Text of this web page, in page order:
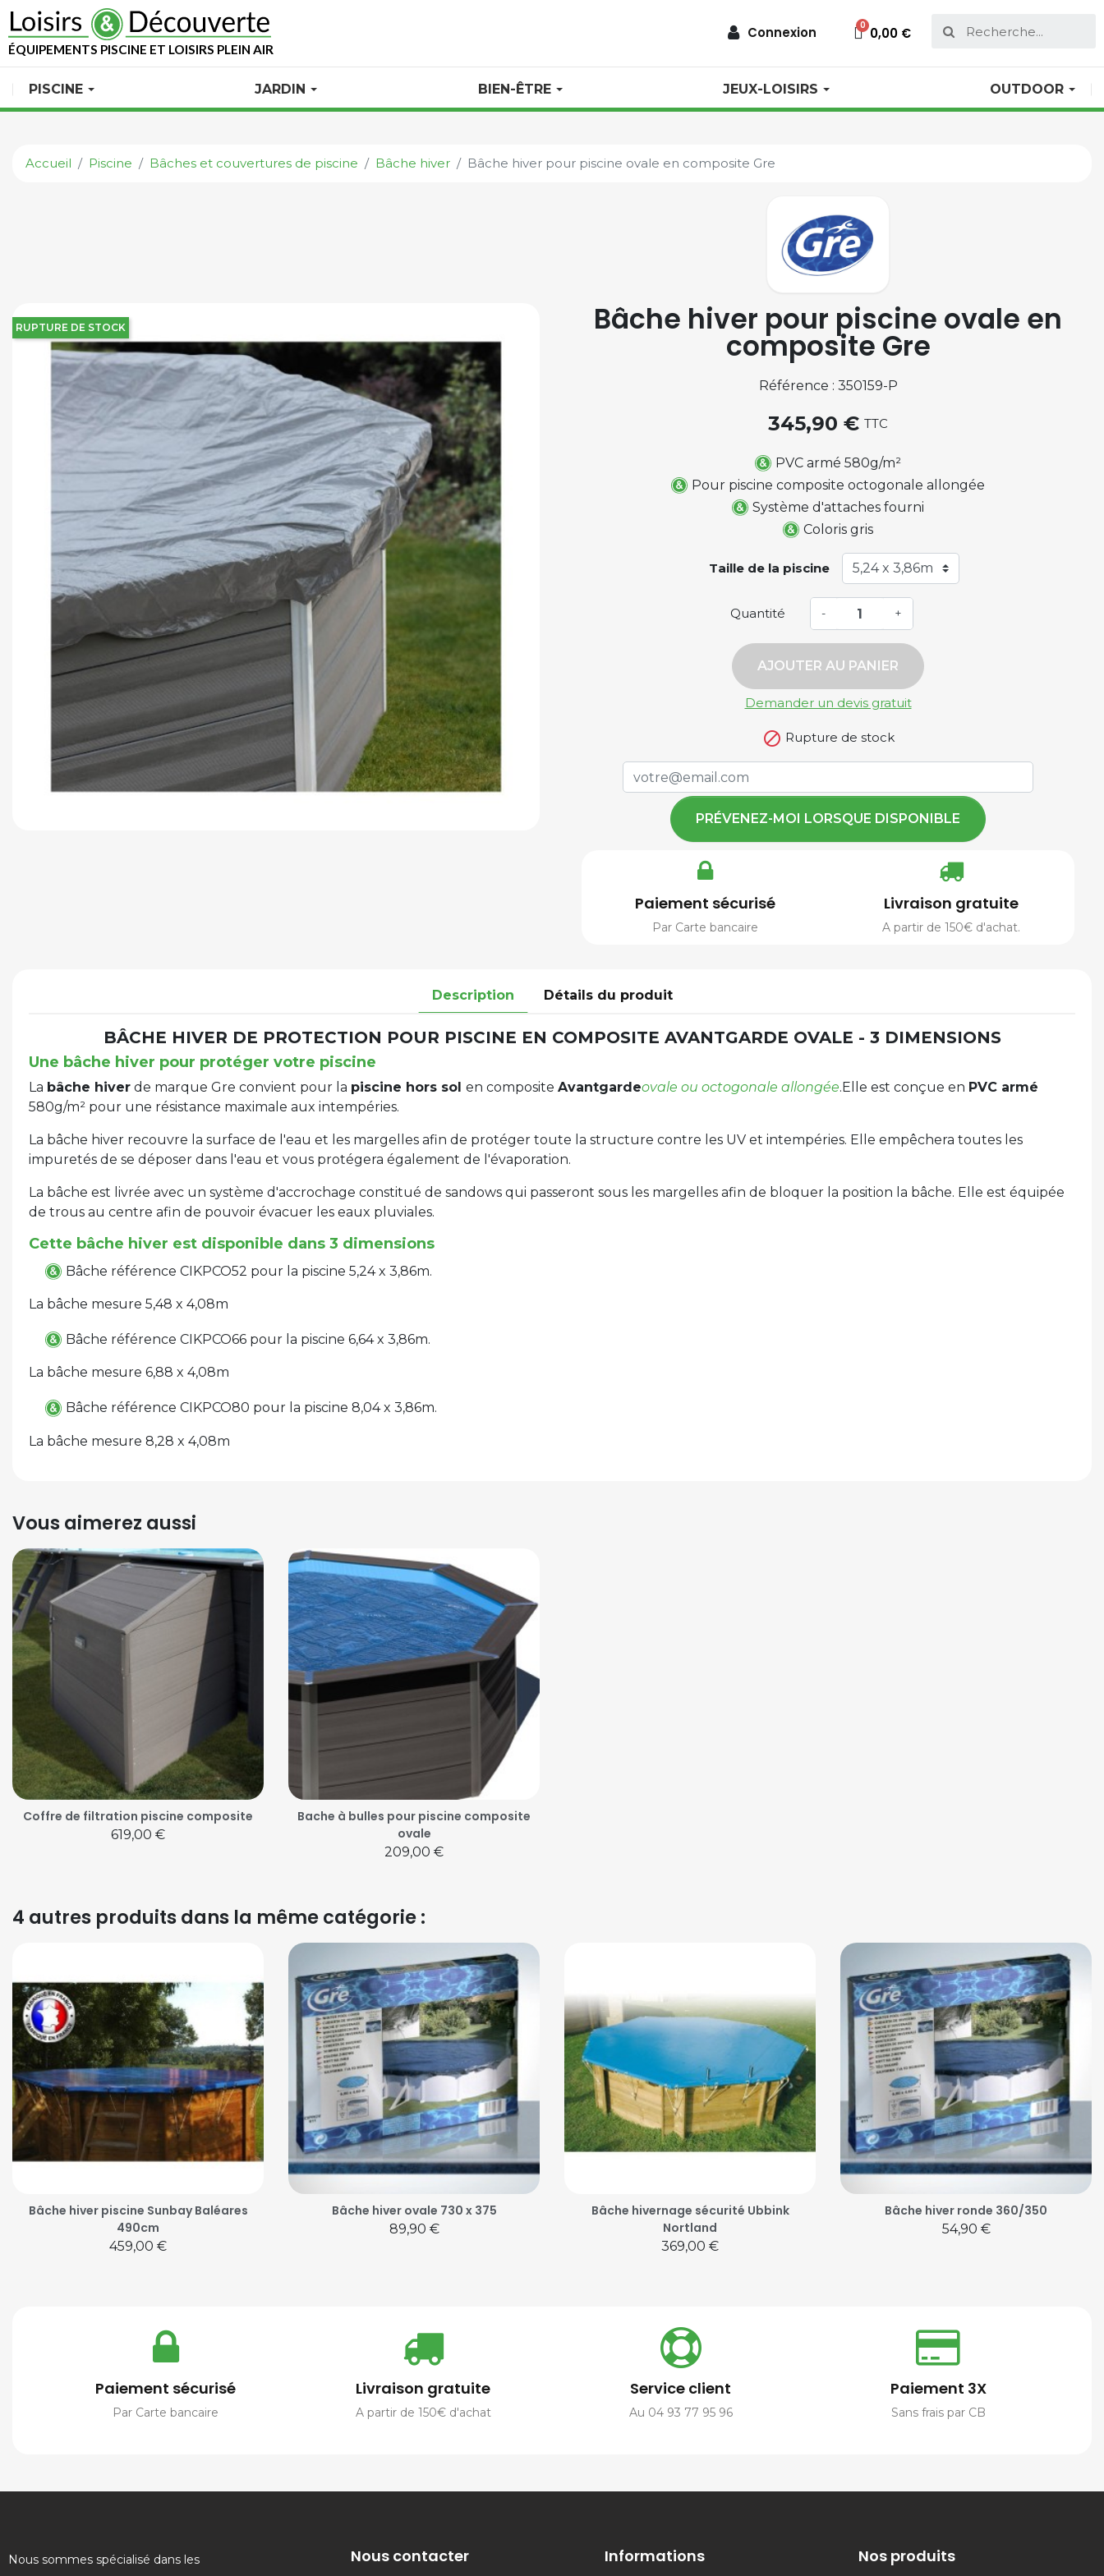
ÉQUIPEMENTS PISCINE ET LOISIRS PLEIN AIR
Connexion 0,00 €
PISCINE JARDIN BIEN-ÊTRE JEUX-LOISIRS OUTDOOR
Accueil Piscine Bâches et couvertures de piscine Bâche hiver Bâche hiver pour piscine ovale en composite Gre
RUPTURE DE STOCK Bâche hiver pour piscine ovale en
composite Gre
Référence : 350159-P
345,90 € TTC
PVC armé 580g/m²
Pour piscine composite octogonale allongée
Système d'attaches fourni
Coloris gris
Taille de la piscine
Quantité - +
AJOUTER AU PANIER
Demander un devis gratuit
 Rupture de stock
PRÉVENEZ-MOI LORSQUE DISPONIBLE
Paiement sécurisé
Par Carte bancaire
Livraison gratuite
A partir de 150€ d'achat.
Description Détails du produit
BÂCHE HIVER DE PROTECTION POUR PISCINE EN COMPOSITE AVANTGARDE OVALE - 3 DIMENSIONS
Une bâche hiver pour protéger votre piscine
La bâche hiver de marque Gre convient pour la piscine hors sol en composite Avantgardeovale ou octogonale allongée.Elle est conçue en PVC armé
580g/m² pour une résistance maximale aux intempéries.
La bâche hiver recouvre la surface de l'eau et les margelles afin de protéger toute la structure contre les UV et intempéries. Elle empêchera toutes les
impuretés de se déposer dans l'eau et vous protégera également de l'évaporation.
La bâche est livrée avec un système d'accrochage constitué de sandows qui passeront sous les margelles afin de bloquer la position la bâche. Elle est équipée
de trous au centre afin de pouvoir évacuer les eaux pluviales.
Cette bâche hiver est disponible dans 3 dimensions
Bâche référence CIKPCO52 pour la piscine 5,24 x 3,86m.
La bâche mesure 5,48 x 4,08m
Bâche référence CIKPCO66 pour la piscine 6,64 x 3,86m.
La bâche mesure 6,88 x 4,08m
Bâche référence CIKPCO80 pour la piscine 8,04 x 3,86m.
La bâche mesure 8,28 x 4,08m
Vous aimerez aussi
Coffre de filtration piscine composite
Prix
619,00 €
Bache à bulles pour piscine composite
ovale
Prix
209,00 €
4 autres produits dans la même catégorie :
Bâche hiver piscine Sunbay Baléares
490cm
Prix
459,00 €
Bâche hiver ovale 730 x 375
Prix
89,90 €
Bâche hivernage sécurité Ubbink
Nortland
Prix
369,00 €
Bâche hiver ronde 360/350
Prix
54,90 €
Paiement sécurisé
Par Carte bancaire
Livraison gratuite
A partir de 150€ d'achat
Service client
Au 04 93 77 95 96
Paiement 3X
Sans frais par CB
Nous sommes spécialisé dans les
Nous contacter Informations Nos produits